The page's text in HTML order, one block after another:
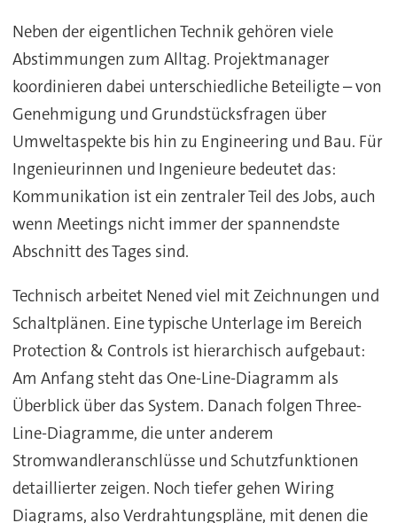
Neben der eigentlichen Technik gehören viele
Abstimmungen zum Alltag. Projektmanager
koordinieren dabei unterschiedliche Beteiligte – von
Genehmigung und Grundstücksfragen über
Umweltaspekte bis hin zu Engineering und Bau. Für
Ingenieurinnen und Ingenieure bedeutet das:
Kommunikation ist ein zentraler Teil des Jobs, auch
wenn Meetings nicht immer der spannendste
Abschnitt des Tages sind.
Technisch arbeitet Nened viel mit Zeichnungen und
Schaltplänen. Eine typische Unterlage im Bereich
Protection & Controls ist hierarchisch aufgebaut:
Am Anfang steht das One-Line-Diagramm als
Überblick über das System. Danach folgen Three-
Line-Diagramme, die unter anderem
Stromwandleranschlüsse und Schutzfunktionen
detaillierter zeigen. Noch tiefer gehen Wiring
Diagrams, also Verdrahtungspläne, mit denen die